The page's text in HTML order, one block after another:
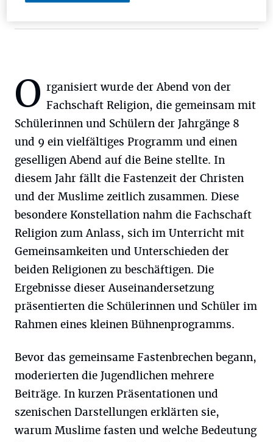
O rganisiert wurde der Abend von der
Fachschaft Religion, die gemeinsam mit
Schülerinnen und Schülern der Jahrgänge 8
und 9 ein vielfältiges Programm und einen
geselligen Abend auf die Beine stellte. In
diesem Jahr fällt die Fastenzeit der Christen
und der Muslime zeitlich zusammen. Diese
besondere Konstellation nahm die Fachschaft
Religion zum Anlass, sich im Unterricht mit
Gemeinsamkeiten und Unterschieden der
beiden Religionen zu beschäftigen. Die
Ergebnisse dieser Auseinandersetzung
präsentierten die Schülerinnen und Schüler im
Rahmen eines kleinen Bühnenprogramms.
Bevor das gemeinsame Fastenbrechen begann,
moderierten die Jugendlichen mehrere
Beiträge. In kurzen Präsentationen und
szenischen Darstellungen erklärten sie,
warum Muslime fasten und welche Bedeutung